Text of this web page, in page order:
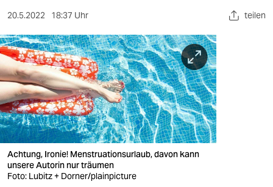
nord
wahrheit
verlag
verlag
veranstaltungen
shop
fragen & hilfe
20.5.2022 18:37 Uhr teilen
Achtung, Ironie! Menstruationsurlaub, davon kann
unsere Autorin nur träumen
Foto: Lubitz + Dorner/plainpicture